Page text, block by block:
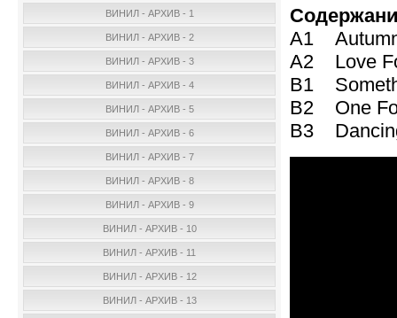
ВИНИЛ - АРХИВ - 1
ВИНИЛ - АРХИВ - 2
ВИНИЛ - АРХИВ - 3
ВИНИЛ - АРХИВ - 4
ВИНИЛ - АРХИВ - 5
ВИНИЛ - АРХИВ - 6
ВИНИЛ - АРХИВ - 7
ВИНИЛ - АРХИВ - 8
ВИНИЛ - АРХИВ - 9
ВИНИЛ - АРХИВ - 10
ВИНИЛ - АРХИВ - 11
ВИНИЛ - АРХИВ - 12
ВИНИЛ - АРХИВ - 13
A1
A2 Love
B1
B2 One
B3